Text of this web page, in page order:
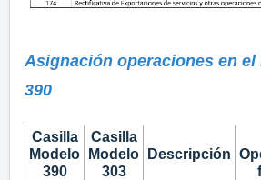
Asignación operaciones en el
390
Casilla
Modelo
390
Casilla
Modelo
303
Descripción